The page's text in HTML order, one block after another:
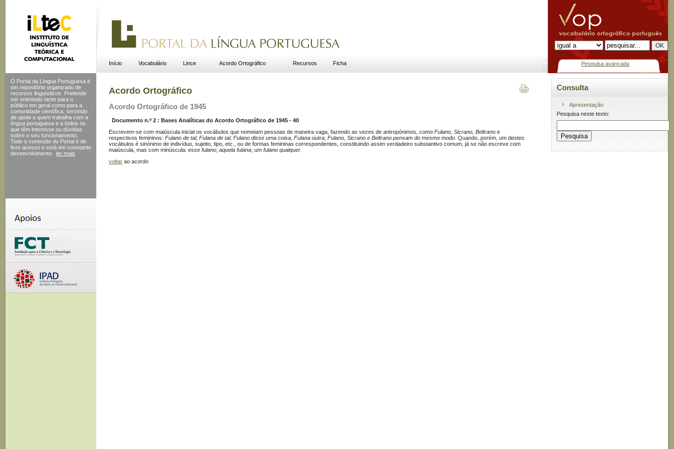
Início Vocabulário Lince Acordo Ortográfico Recursos Ficha Pesquisa avançada
O Portal da Língua Portuguesa é
um repositório organizado de
recursos linguísticos. Pretende
ser orientado tanto para o
público em geral como para a
comunidade científica, servindo
de apoio a quem trabalha com a
língua portuguesa e a todos os
que têm interesse ou dúvidas
sobre o seu funcionamento.
Todo o conteúdo do Portal é de
livre acesso e está em constante
desenvolvimento.
ler mais
Acordo Ortográfico
Acordo Ortográfico de 1945
Documento n.º 2 : Bases Analíticas do Acordo Ortográfico de 1945 - 40
Escrevem-se com maiúscula inicial os vocábulos que nomeiam pessoas de maneira vaga, fazendo as vezes de antropónimos, como Fulano, Sicrano, Beltrano e
respectivos femininos: Fulano de tal; Fulana de tal; Fulano disse uma coisa, Fulana outra; Fulano, Sicrano e Beltrano pensam do mesmo modo . Quando, porém, um destes
vocábulos é sinónimo de indivíduo, sujeito, tipo, etc., ou de formas femininas correspondentes, constituindo assim verdadeiro substantivo comum, já se não escreve com
maiúscula, mas com minúscula: esse fulano; aquela fulana; um fulano qualquer
voltar ao acordo
Consulta
Apresentação
Pesquisa neste texto: